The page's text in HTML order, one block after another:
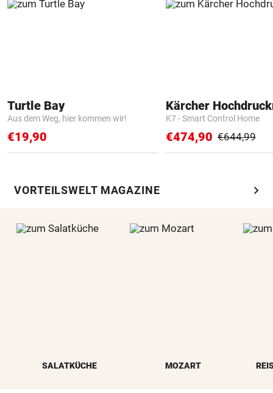
Turtle Bay
Aus dem Weg, hier kommen wir!
€19,90
Kärcher
K7 - Smart Control Home
€474,90 €644,99
VORTEILSWELT MAGAZINE chevron_right
SALATKÜCHE MOZART